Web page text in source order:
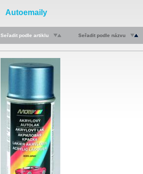
Autoemaily
Seřadit podle artiklu Seřadit podle názvu